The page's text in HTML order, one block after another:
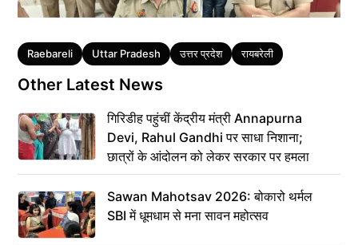
Tags
Raebareli Uttar Pradesh उत्तर प्रदेश रायबरेली
Other Latest News
गिरिडीह पहुंचीं केंद्रीय मंत्री Annapurna
Devi, Rahul Gandhi पर साधा निशाना;
छात्रों के आंदोलन को लेकर सरकार पर हमला
Sawan Mahotsav 2026: बोकारो थर्मल
SBI में धूमधाम से मना सावन महोत्सव